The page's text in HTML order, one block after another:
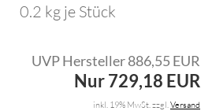
0.2 kg je Stück
UVP Hersteller 886,55 EUR
Nur 729,18 EUR
inkl. 19% MwSt. zzgl.Versand